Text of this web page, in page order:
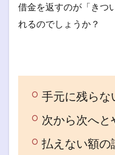
借金を返すのが「きつ
れるのでしょうか？
手元に残らな
次から次へと
払えない額の